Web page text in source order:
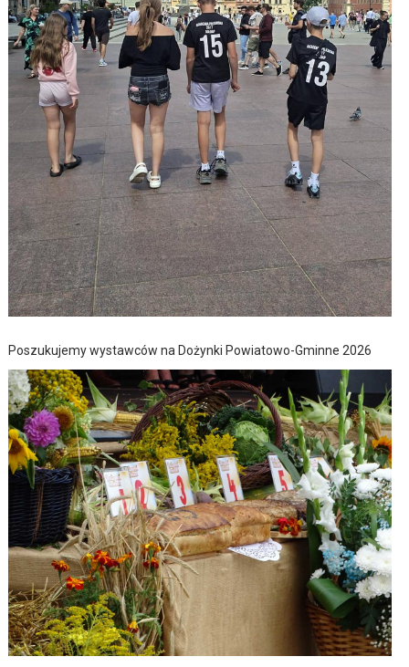
Poszukujemy wystawców na Dożynki Powiatowo-Gminne 2026